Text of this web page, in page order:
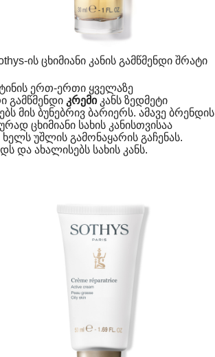
ის ცხიმიანი კანის გამწმენდი შრატი
ერთ-ერთი ყველაზე
გამწმენდი კრემიკანს ზედმეტი
მის ბუნებრივ ბარიერს. ამავე ბრენდის
ცხიმიანი სახის კანისთვისაა
უშლის გამონაყარის გაჩენას.
და ახალისებს სახის კანს.